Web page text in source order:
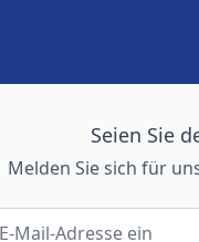
Seien Sie
Melden Sie sich für